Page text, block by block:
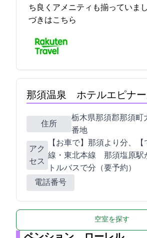
ち良くアメニティも揃っていました… 2021-09-
づきはこちら
那須温泉 ホテルエピナー
住所
栃木県那須郡那須町
番地
アク
セス
【お車で】那須I.Cより10分、【
線・東北本線 那須塩原駅
トルバスで30分（要予約）
電話番号
空室を探す